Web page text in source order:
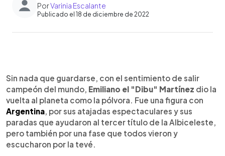
PorVarinia Escalante
Publicado el 18 de diciembre de 2022
► Escuchar artículo
Sin nada que guardarse, con el sentimiento de salir
campeón del mundo, Emiliano el "Dibu" Martínez dio la
vuelta al planeta como la pólvora. Fue una figura con
Argentina, por sus atajadas espectaculares y sus
paradas que ayudaron al tercer título de la Albiceleste,
pero también por una fase que todos vieron y
escucharon por la tevé.